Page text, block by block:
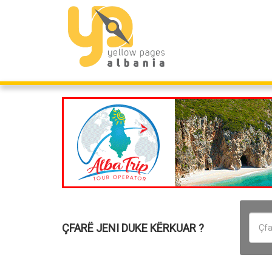
ÇFARË JENI DUKE KËRKUAR ?